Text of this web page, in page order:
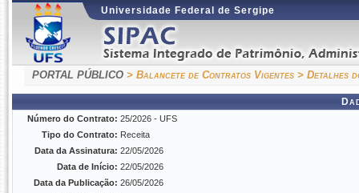
Universidade Federal de Sergipe
PORTAL PÚBLICO > Balancete de Contratos Vigentes > Detalhes
Número do Contrato: 25/2026 - UFS
Tipo do Contrato: Receita
Data da Assinatura: 22/05/2026
Data de Início: 22/05/2026
Data da Publicação: 26/05/2026